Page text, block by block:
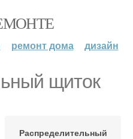
ремонт дома дизайн
щиток
Распределительный